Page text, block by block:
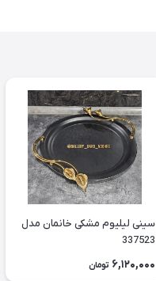
سینی لیلیوم مشکی خانمان مدل
337523
6,120,000 تومان